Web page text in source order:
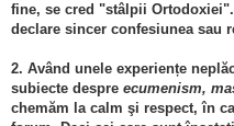
fine, se cred "stâlpii
declare sincer confesiunea sau
2. Având unele experiențe
subiecte despre ecumenism,
chemăm la calm şi respect, în